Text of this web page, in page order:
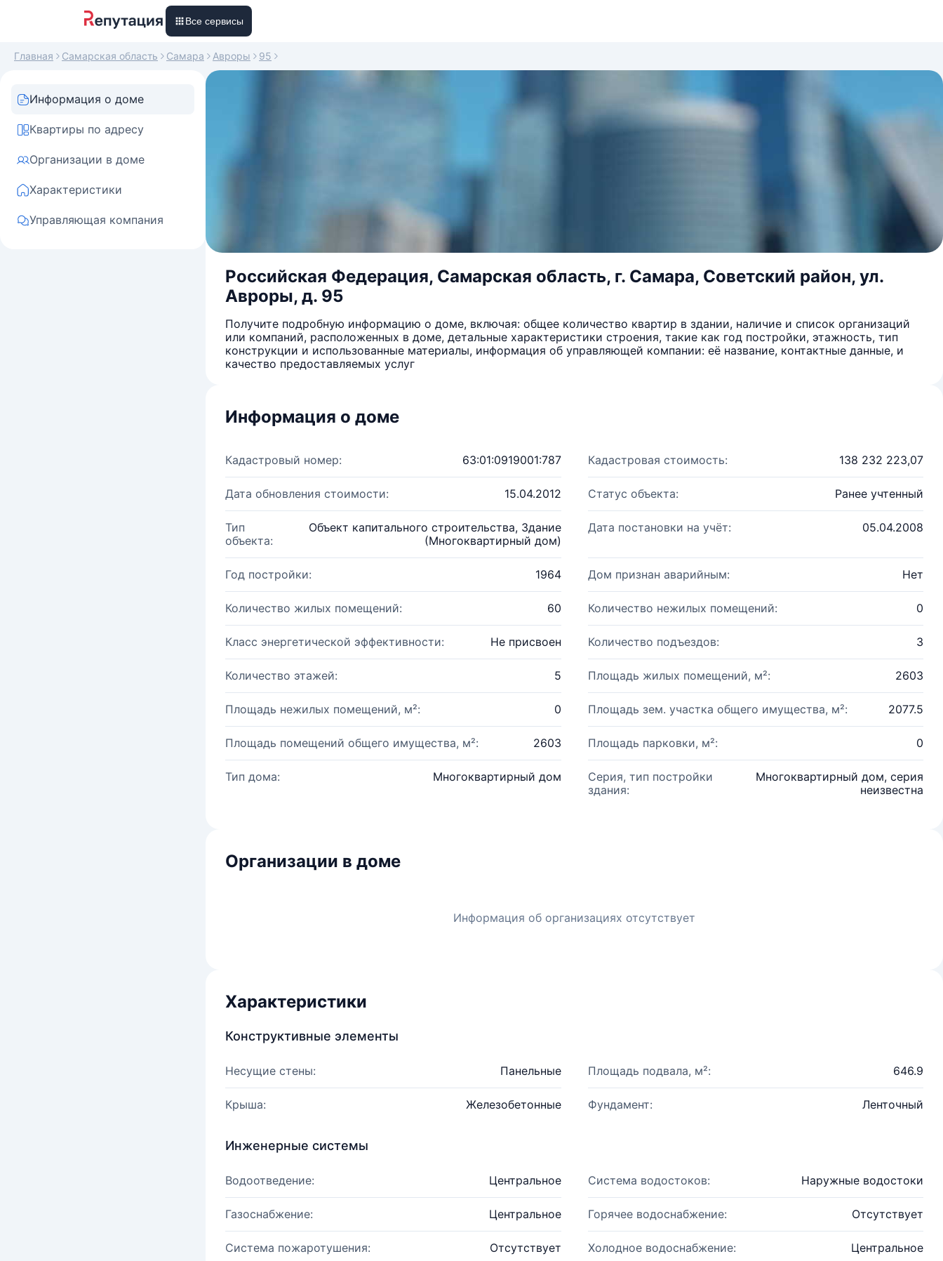
Все сервисы
Главная Самарская область Самара Авроры 95
Информация о доме
Квартиры по адресу
Организации в доме
Характеристики
Управляющая компания
Российская Федерация, Самарская область, г. Самара, Советский район, ул.
Авроры, д. 95
Получите подробную информацию о доме, включая: общее количество квартир в здании, наличие и список организаций
или компаний, расположенных в доме, детальные характеристики строения, такие как год постройки, этажность, тип
конструкции и использованные материалы, информация об управляющей компании: её название, контактные данные, и
качество предоставляемых услуг
Информация о доме
Кадастровый номер: 63:01:0919001:787 Кадастровая стоимость: 138 232 223,07
Дата обновления стоимости: 15.04.2012 Статус объекта: Ранее учтенный
Тип
объекта:
Объект капитального строительства, Здание
(Многоквартирный дом)
Дата постановки на учёт: 05.04.2008
Год постройки: 1964 Дом признан аварийным: Нет
Количество жилых помещений: 60 Количество нежилых помещений: 0
Класс энергетической эффективности: Не присвоен Количество подъездов: 3
Количество этажей: 5 Площадь жилых помещений, м²: 2603
Площадь нежилых помещений, м²: 0 Площадь зем. участка общего имущества, м²: 2077.5
Площадь помещений общего имущества, м²: 2603 Площадь парковки, м²: 0
Тип дома: Многоквартирный дом
Серия, тип постройки
здания:
Многоквартирный дом, серия
неизвестна
Организации в доме
Информация об организациях отсутствует
Характеристики
Конструктивные элементы
Несущие стены: Панельные Площадь подвала, м²: 646.9
Крыша: Железобетонные Фундамент: Ленточный
Инженерные системы
Водоотведение: Центральное Система водостоков: Наружные водостоки
Газоснабжение: Центральное Горячее водоснабжение: Отсутствует
Система пожаротушения: Отсутствует Холодное водоснабжение: Центральное